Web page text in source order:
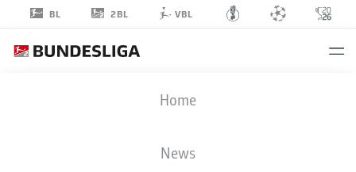
BL 2BL VBL
Home
News